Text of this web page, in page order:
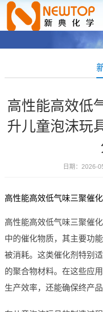
高性能高效低
升儿童泡沫玩
日期：2026-
高性能高效低气味三聚催
高性能高效低气味三聚催
中的催化物质，其主要功
被消耗。这类催化剂特别
的聚合物材料。在这些应
生产效率，还能确保终产